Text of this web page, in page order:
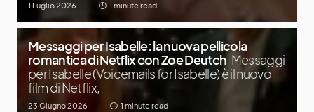
1 Luglio 2026 1 minute read
Messaggi per Isabelle: la nuova pellicola
romantica di Netflix con Zoe Deutch Messaggi
per Isabelle (Voicemails for Isabelle) è il nuovo
film di Netflix,
23 Giugno 2026 1 minute read